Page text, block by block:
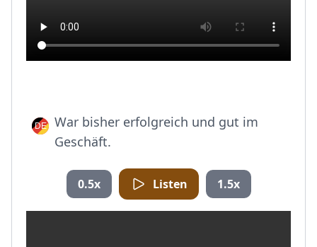
War bisher erfolgreich und gut im
Geschäft.
0.5x Listen 1.5x